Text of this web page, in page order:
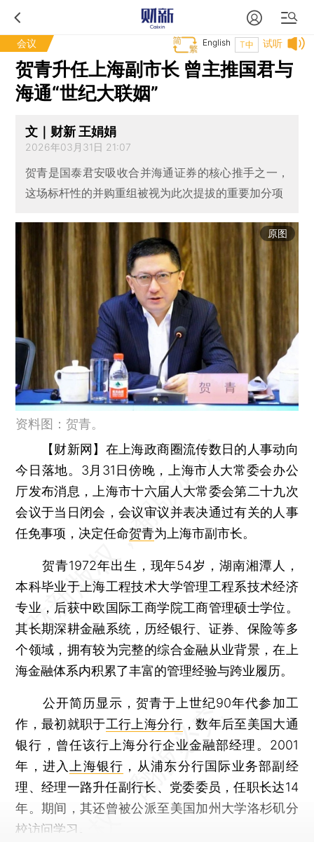
会议 试听
T中
English
贺青升任上海副市长 曾主推国君与
海通“世纪大联姻”
文｜财新 王娟娟
2026年03月31日 21:07
贺青是国泰君安吸收合并海通证券的核心推手之一，
这场标杆性的并购重组被视为此次提拔的重要加分项
原图
资料图：贺青。
【财新网】 在上海政商圈流传数日的人事动向
今日落地。3月31日傍晚，上海市人大常委会办公
厅发布消息，上海市十六届人大常委会第二十九次
会议于当日闭会，会议审议并表决通过有关的人事
任免事项，决定任命贺青为上海市副市长。
贺青1972年出生，现年54岁，湖南湘潭人，
本科毕业于上海工程技术大学管理工程系技术经济
专业，后获中欧国际工商学院工商管理硕士学位。
其长期深耕金融系统，历经银行、证券、保险等多
个领域，拥有较为完整的综合金融从业背景，在上
海金融体系内积累了丰富的管理经验与跨业履历。
公开简历显示，贺青于上世纪90年代参加工
作，最初就职于工行上海分行，数年后至美国大通
银行，曾任该行上海分行企业金融部经理。2001
年，进入
上海银行 ，从浦东分行国际业务部副经
理、经理一路升任副行长、党委委员，任职长达14
年。期间，其还曾被公派至美国加州大学洛杉矶分
校访问学习。